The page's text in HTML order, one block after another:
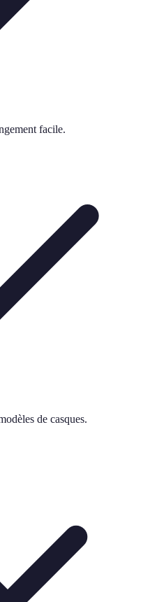
facile.
de casques.